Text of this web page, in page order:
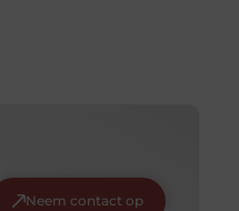
Neem contact op